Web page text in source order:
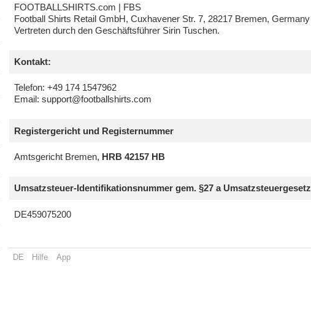
FOOTBALLSHIRTS.com | FBS
Football Shirts Retail GmbH, Cuxhavener Str. 7, 28217 Bremen, Germany
Vertreten durch den Geschäftsführer Sirin Tuschen.
Kontakt:
Telefon: +49 174 1547962
Email: support@footballshirts.com
Registergericht und Registernummer
Amtsgericht Bremen, HRB 42157 HB
Umsatzsteuer-Identifikationsnummer gem. §27 a Umsatzsteuergesetz
DE459075200
DE Hilfe App